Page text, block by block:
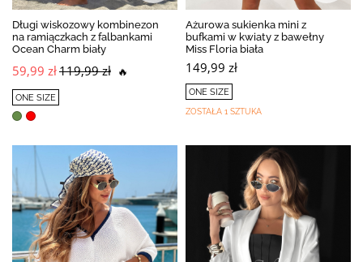
Długi wiskozowy kombinezon
na ramiączkach z falbankami
Ocean Charm biały
59,99 zł119,99 zł 🔥
ONE SIZE
Ażurowa sukienka mini z
bufkami w kwiaty z bawełny
Miss Floria biała
149,99 zł
ONE SIZE
ZOSTAŁA 1 SZTUKA